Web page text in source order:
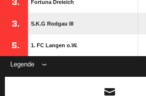
3. Fortuna Dreieich
3. S.K.G Rodgau III
5. 1. FC Langen o.W.
Legende
ANZEIGE